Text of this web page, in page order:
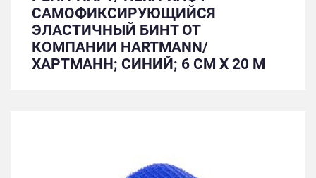
САМОФИКСИРУЮЩИЙСЯ
ЭЛАСТИЧНЫЙ БИНТ ОТ
КОМПАНИИ HARTMANN/
ХАРТМАНН; СИНИЙ; 6 СМ Х 20 М